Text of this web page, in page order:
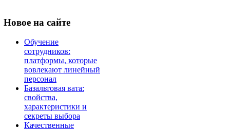
Новое на сайте
Обучение
сотрудников:
платформы, которые
вовлекают линейный
персонал
Базальтовая вата:
свойства,
характеристики и
секреты выбора
Качественные